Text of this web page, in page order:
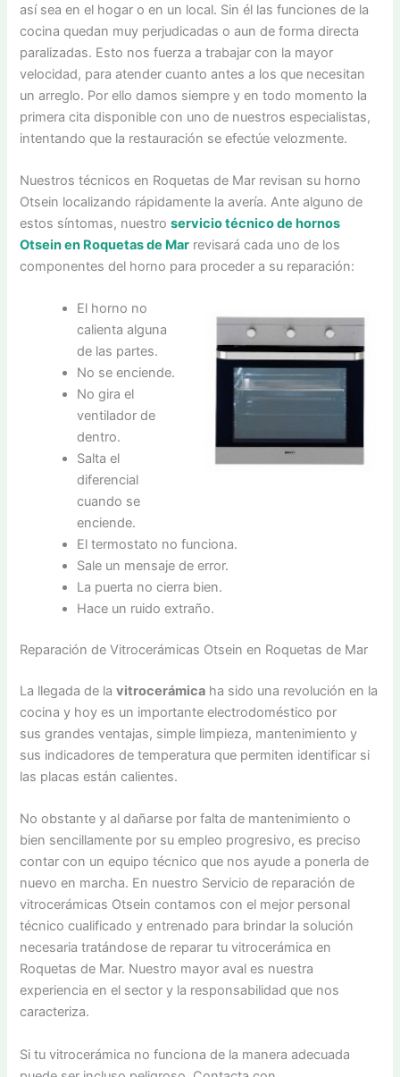
así sea en el hogar o en un local. Sin él las funciones de la
cocina quedan muy perjudicadas o aun de forma directa
paralizadas. Esto nos fuerza a trabajar con la mayor
velocidad, para atender cuanto antes a los que necesitan
un arreglo. Por ello damos siempre y en todo momento la
primera cita disponible con uno de nuestros especialistas,
intentando que la restauración se efectúe velozmente.
Nuestros técnicos en Roquetas de Mar revisan su horno
Otsein localizando rápidamente la avería. Ante alguno de
estos síntomas, nuestroservicio técnico de hornos
Otsein en Roquetas de Mar revisará cada uno de los
componentes del horno para proceder a su reparación:
El horno no
calienta alguna
de las partes.
No se enciende.
No gira el
ventilador de
dentro.
Salta el
diferencial
cuando se
enciende.
El termostato no funciona.
Sale un mensaje de error.
La puerta no cierra bien.
Hace un ruido extraño.
Reparación de Vitrocerámicas Otsein en Roquetas de Mar
La llegada de lavitrocerámica ha sido una revolución en la
cocina y hoy es un importante electrodoméstico por
sus grandes ventajas, simple limpieza, mantenimiento y
sus indicadores de temperatura que permiten identificar si
las placas están calientes.
No obstante y al dañarse por falta de mantenimiento o
bien sencillamente por su empleo progresivo, es preciso
contar con un equipo técnico que nos ayude a ponerla de
nuevo en marcha. En nuestro Servicio de reparación de
vitrocerámicas Otsein contamos con el mejor personal
técnico cualificado y entrenado para brindar la solución
necesaria tratándose de reparar tu vitrocerámica en
Roquetas de Mar. Nuestro mayor aval es nuestra
experiencia en el sector y la responsabilidad que nos
caracteriza.
Si tu vitrocerámica no funciona de la manera adecuada